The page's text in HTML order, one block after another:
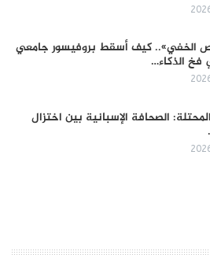
الخفي».. كيف أسقط بروفيسور جامعي
الصحافة الإسبانية بين اختزال